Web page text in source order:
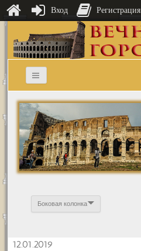
Боковая колонка
12.01.2019
Вход Регистрация